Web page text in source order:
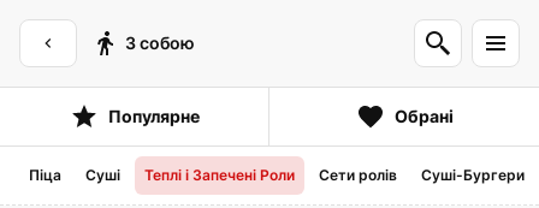
З собою
Популярне Обрані
Піца Суші Теплі і Запечені Роли Сети ролів Суші-Бургери